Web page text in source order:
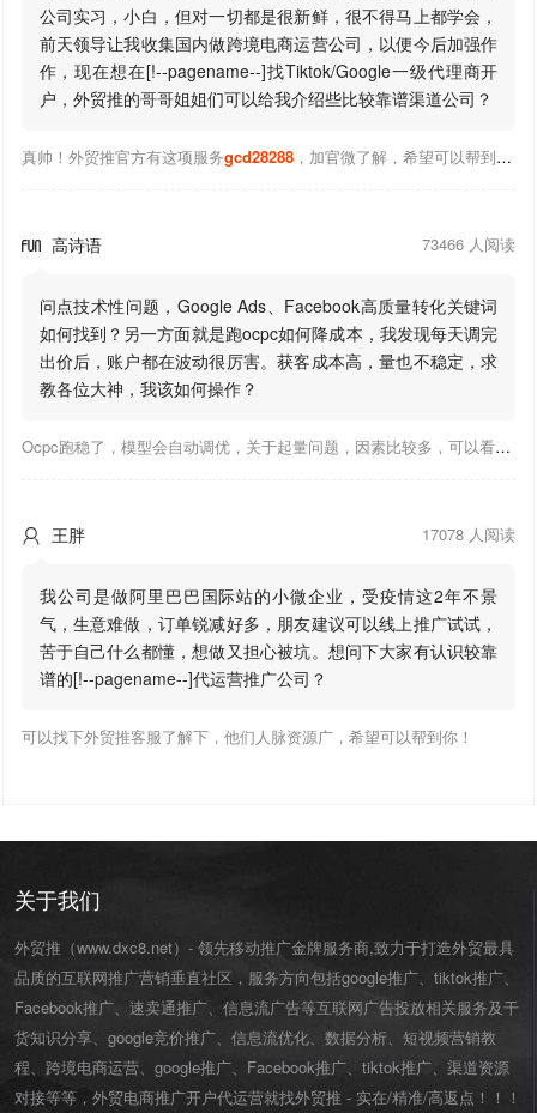
公司实习，小白，但对一切都是很新鲜，很不得马上都学会，
前天领导让我收集国内做跨境电商运营公司，以便今后加强作
作，现在想在[!--pagename--]找Tiktok/Google一级代理商开
户，外贸推的哥哥姐姐们可以给我介绍些比较靠谱渠道公司？
真帅！外贸推官方有这项服务gcd28288，加官微了解，希望可以帮到你！
 高诗语 73466 人阅读
问点技术性问题，Google Ads、Facebook高质量转化关键词
如何找到？另一方面就是跑ocpc如何降成本，我发现每天调完
出价后，账户都在波动很厉害。获客成本高，量也不稳定，求
教各位大神，我该如何操作？
Ocpc跑稳了，模型会自动调优，关于起量问题，因素比较多，可以看下靠谱推大神出的干货文章，都是经验总结，应该可以找到对应解决。
 王胖 17078 人阅读
我公司是做阿里巴巴国际站的小微企业，受疫情这2年不景
气，生意难做，订单锐减好多，朋友建议可以线上推广试试，
苦于自己什么都懂，想做又担心被坑。想问下大家有认识较靠
谱的[!--pagename--]代运营推广公司？
可以找下外贸推客服了解下，他们人脉资源广，希望可以帮到你！
关于我们
外贸推（www.dxc8.net）- 领先移动推广金牌服务商,致力于打造外贸最具
品质的互联网推广营销垂直社区，服务方向包括google推广、tiktok推广、
Facebook推广、速卖通推广、信息流广告等互联网广告投放相关服务及干
货知识分享、google竞价推广、信息流优化、数据分析、短视频营销教
程、跨境电商运营、 google推广、 Facebook推广、 tiktok推广、渠道资源
对接等等，外贸电商推广开户代运营就找外贸推 - 实在/精准/高返点！！！